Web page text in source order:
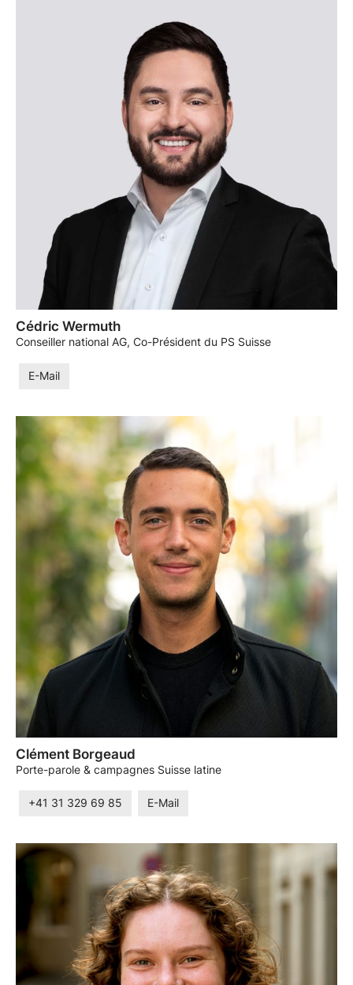
Cédric Wermuth
Conseiller national AG, Co-Président du PS Suisse
E-Mail
Clément Borgeaud
Porte-parole & campagnes Suisse latine
+41 31 329 69 85 E-Mail